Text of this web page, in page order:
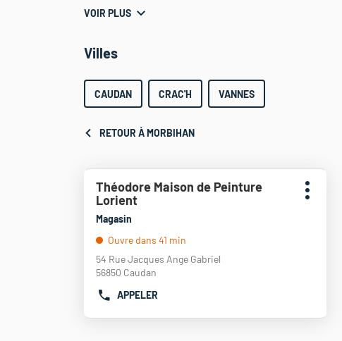
VOIR PLUS
Villes
CAUDAN CRAC'H VANNES
RETOUR À MORBIHAN
sur
touche
pour
obtenir
amples
Point
de
vente
:
Théodore Maison de Peinture
Lorient
Magasin
Ouvre dans 41 min
54 Rue Jacques Ange Gabriel
56850 Caudan
APPELER
AFFICHER
Plus